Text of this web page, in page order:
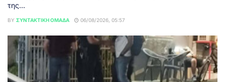
της...
BY ΣΥΝΤΑΚΤΙΚΉ ΟΜΆΔΑ 06/08/2026, 05:57